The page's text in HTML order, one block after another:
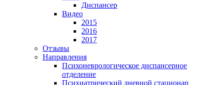
Диспансер
Видео
2015
2016
2017
Отзывы
Направления
Психоневрологическое диспансерное
отделение
Психиатрический дневной стационар